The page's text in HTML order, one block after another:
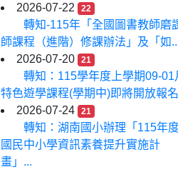
2026-07-22
22
轉知-115年「全國圖書教師磨
師課程（進階）修課辦法」及「如
2026-07-20
21
轉知：115學年度上學期09-01
特色遊學課程(學期中)即將開放報名
2026-07-24
21
轉知：湖南國小辦理「115年
國民中小學資訊素養提升實施計
畫」...